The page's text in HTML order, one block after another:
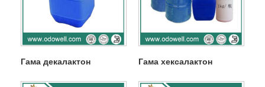
Гама декалактон Гама хексалактон